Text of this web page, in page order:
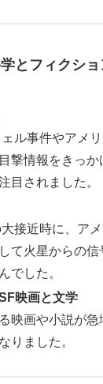
とフィクシ
ル事件やアメ
撃情報をきっ
目されました。
接近時に、ア
て火星からの
でした。
映画と文学
映画や小説が急
りました。